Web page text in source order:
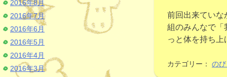
前回出来ていな
組のみんなで「
っと体を持ち
カテゴリー： の
2016年8月
2016年7月
2016年6月
2016年5月
2016年4月
2016年3月